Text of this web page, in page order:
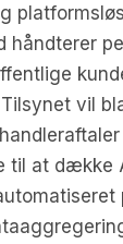
håndterer
vil
til at dække